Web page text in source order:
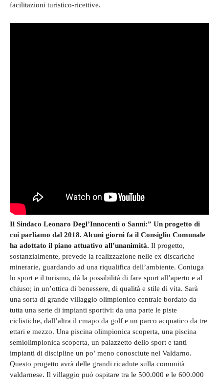
facilitazioni turistico-ricettive.
Il Sindaco Leonaro Degl’Innocenti o Sanni:” Un progetto di
cui parliamo dal 2018. Alcuni giorni fa il Consiglio Comunale
ha adottato il piano attuativo all’unanimità. Il progetto,
sostanzialmente, prevede la realizzazione nelle ex discariche
minerarie, guardando ad una riqualifica dell’ambiente. Coniuga
lo sport e il turismo, dà la possibilità di fare sport all’aperto e al
chiuso; in un’ottica di benessere, di qualità e stile di vita. Sarà
una sorta di grande villaggio olimpionico centrale bordato da
tutta una serie di impianti sportivi: da una parte le piste
ciclistiche, dall’altra il cmapo da golf e un parco acquatico da tre
ettari e mezzo. Una piscina olimpionica scoperta, una piscina
semiolimpionica scoperta, un palazzetto dello sport e tanti
impianti di discipline un po’ meno conosciute nel Valdarno.
Questo progetto avrà delle grandi ricadute sulla comunità
valdarnese. Il villaggio può ospitare tra le 500.000 e le 600.000